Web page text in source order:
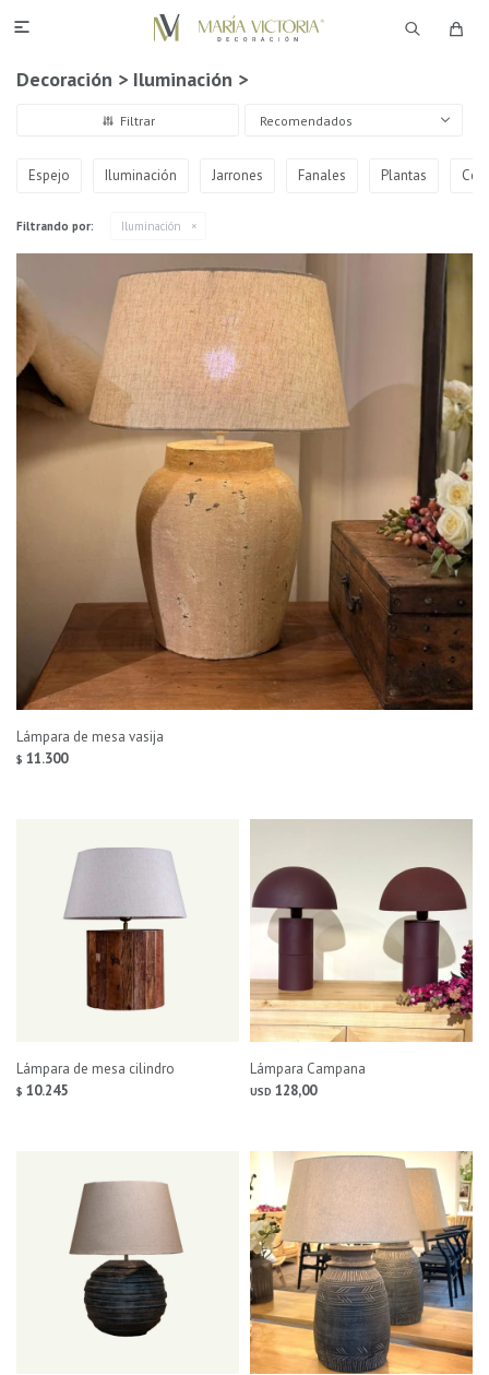

Decoración > Iluminación >
Recomendados
Espejo Iluminación Jarrones Fanales Plantas
Filtrando por: Iluminación
Lámpara de mesa vasija
$ 11.300
Lámpara de mesa cilindro
$ 10.245
Lámpara Campana
USD 128,00